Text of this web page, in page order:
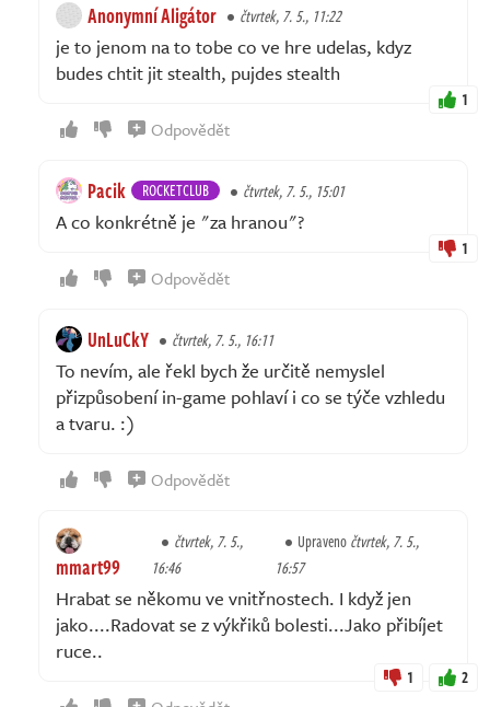
Anonymní Aligátor čtvrtek, 7. 5., 11:22
je to jenom na to tobe co ve hre udelas, kdyz
budes chtit jit stealth, pujdes stealth
1
Odpovědět
Pacik ROCKETCLUB čtvrtek, 7. 5., 15:01
A co konkrétně je "za hranou"?
1
Odpovědět
UnLuCkY čtvrtek, 7. 5., 16:11
To nevím, ale řekl bych že určitě nemyslel
přizpůsobení in-game pohlaví i co se týče vzhledu
a tvaru. :)
Odpovědět
mmart99
čtvrtek, 7. 5.,
16:46
Upravenočtvrtek, 7. 5.,
16:57
Hrabat se někomu ve vnitřnostech. I když jen
jako....Radovat se z výkřiků bolesti...Jako přibíjet
ruce..
1 2